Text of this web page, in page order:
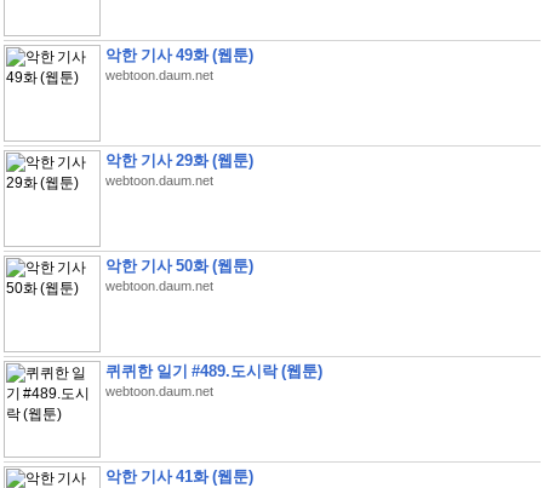
악한 기사 49화 (웹툰)
webtoon.daum.net
악한 기사 29화 (웹툰)
webtoon.daum.net
악한 기사 50화 (웹툰)
webtoon.daum.net
퀴퀴한 일기 #489.도시락 (웹툰)
webtoon.daum.net
악한 기사 41화 (웹툰)